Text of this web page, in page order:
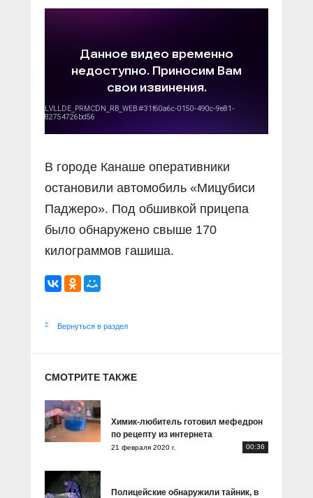
Социальные ролики
КиберПОСТОВОЙ
Контакты
В городе Канаше оперативники
остановили автомобиль «Мицубиси
Паджеро». Под обшивкой прицепа
было обнаружено свыше 170
килограммов гашиша.
Вернуться в раздел
СМОТРИТЕ ТАКЖЕ
Химик-любитель готовил мефедрон
по рецепту из интернета
21 февраля 2020 г. 00:36
Полицейские обнаружили тайник, в